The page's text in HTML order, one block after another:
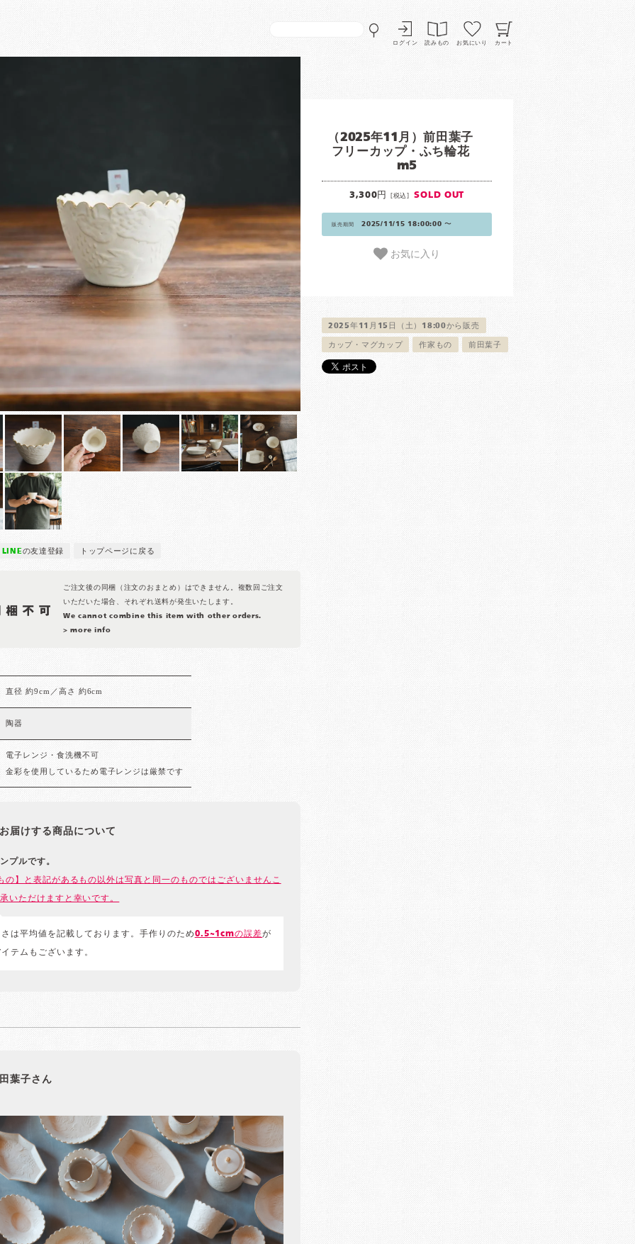
ログイン 読みもの お気にいり カート
LINEの友達登録 トップページに戻る
ご注文後の同梱（注文のおまとめ）はできません。複数回ご注文
いただいた場合、それぞれ送料が発生いたします。
We cannot combine this item with other orders.
> more info
（2025年11月）前田葉子
フリーカップ・ふち輪花
m5
3,300円 [税込] SOLD OUT
販売期間 2025/11/15 18:00:00 〜
お気に入り
2025年11月15日（土）18:00から販売
カップ・マグカップ 作家もの 前田葉子
直径 約9cm／高さ 約6cm
陶器
電子レンジ・食洗機不可
金彩を使用しているため電子レンジは厳禁です
届けする商品について
プルです。
】と表記があるもの以外は写真と同一のものではございませんこ
いただけますと幸いです。
は平均値を記載しております。手作りのため0.5~1cmの誤差が
テムもございます。
葉子さん